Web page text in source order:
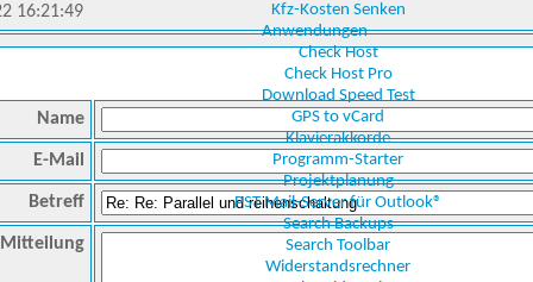
Kfz-Kosten Senken
Anwendungen
Check Host
Check Host Pro
Download Speed Test
GPS to vCard
Klavierakkorde
Programm-Starter
Projektplanung
PST Mail-Server für Outlook®
Search Backups
Search Toolbar
Widerstandsrechner
16:21:49
Name
E-Mail
Betreff
Mitteilung